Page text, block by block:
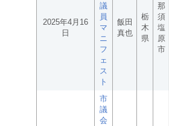
2025年4月16
日
議
員
マ
ニ
フ
ェ
ス
ト
飯田
真也
栃
木
県
那
須
塩
原
市
市
議
会